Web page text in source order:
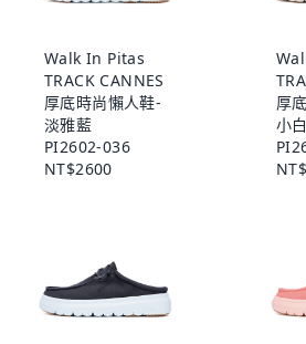
Walk In Pitas
TRACK CANNES
厚底時尚懶人鞋-
淡雅藍
PI2602-036
NT$2600
厚
小